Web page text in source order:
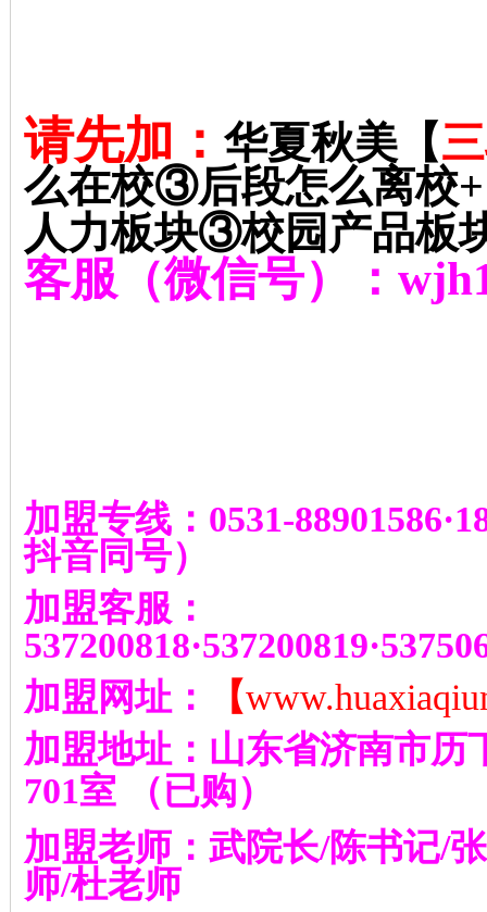
请先加： 华夏秋美【
么在校③后段怎么离校+
人力板块③校园产品板
客服（微信号）：
加盟专线： 0531-88901586·
抖音同号）
加盟客服：
537200818·537200819·
加盟网址：
【
加盟地址：山东省济南市历
701室
（已购）
加盟老师：武院长/陈书记/
师/杜老师